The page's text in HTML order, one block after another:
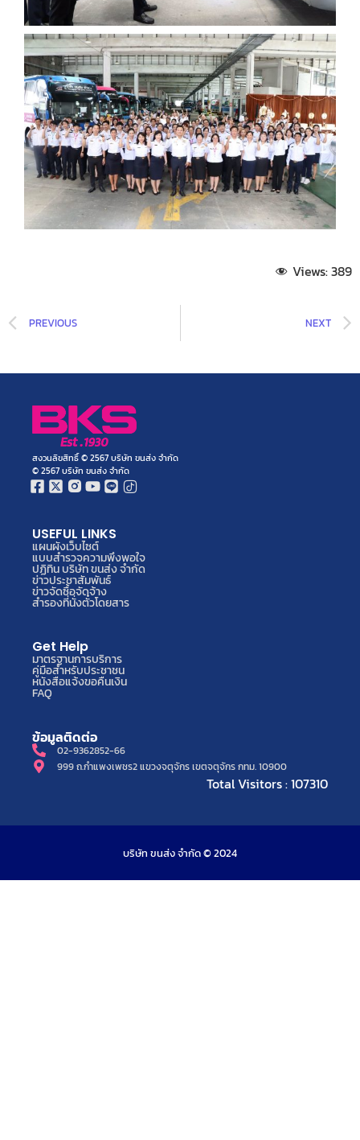
Views:389
PREVIOUS NEXT
สงวนลิขสิทธิ์ © 2567 บริษัท ขนส่ง จำกัด
© 2567 บริษัท ขนส่ง จำกัด
USEFUL LINKS
แผนผังเว็บไซต์
แบบสำรวจความพึงพอใจ
ปฏิทิน บริษัท ขนส่ง จำกัด
ข่าวประชาสัมพันธ์
ข่าวจัดซื้อจัดจ้าง
สำรองที่นั่งตั๋วโดยสาร
Get Help
มาตรฐานการบริการ
คู่มือสำหรับประชาชน
หนังสือแจ้งขอคืนเงิน
FAQ
ข้อมูลติดต่อ
02-9362852-66
999 ถ.กำแพงเพชร2 แขวงจตุจักร เขตจตุจักร กทม. 10900
Total Visitors : 107310
บริษัท ขนส่ง จำกัด © 2024